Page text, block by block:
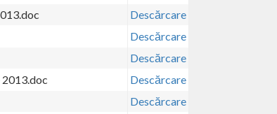
Descărcare
Descărcare
Descărcare
Descărcare
Descărcare